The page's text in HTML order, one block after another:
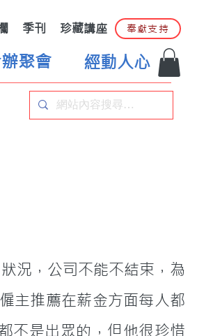
季刊 珍藏講座 奉獻支持
聚會 經動人心
主推薦在薪金方面每人都
不是出眾的，但他很珍惜